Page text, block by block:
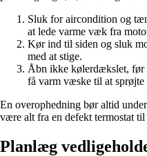
Sluk for aircondition og
at lede varme væk fra
Kør ind til siden og sluk
med at stige.
Åbn ikke kølerdækslet, før
få varm væske til at sprøjte
En overophedning bør altid
være alt fra en defekt termostat
Planlæg